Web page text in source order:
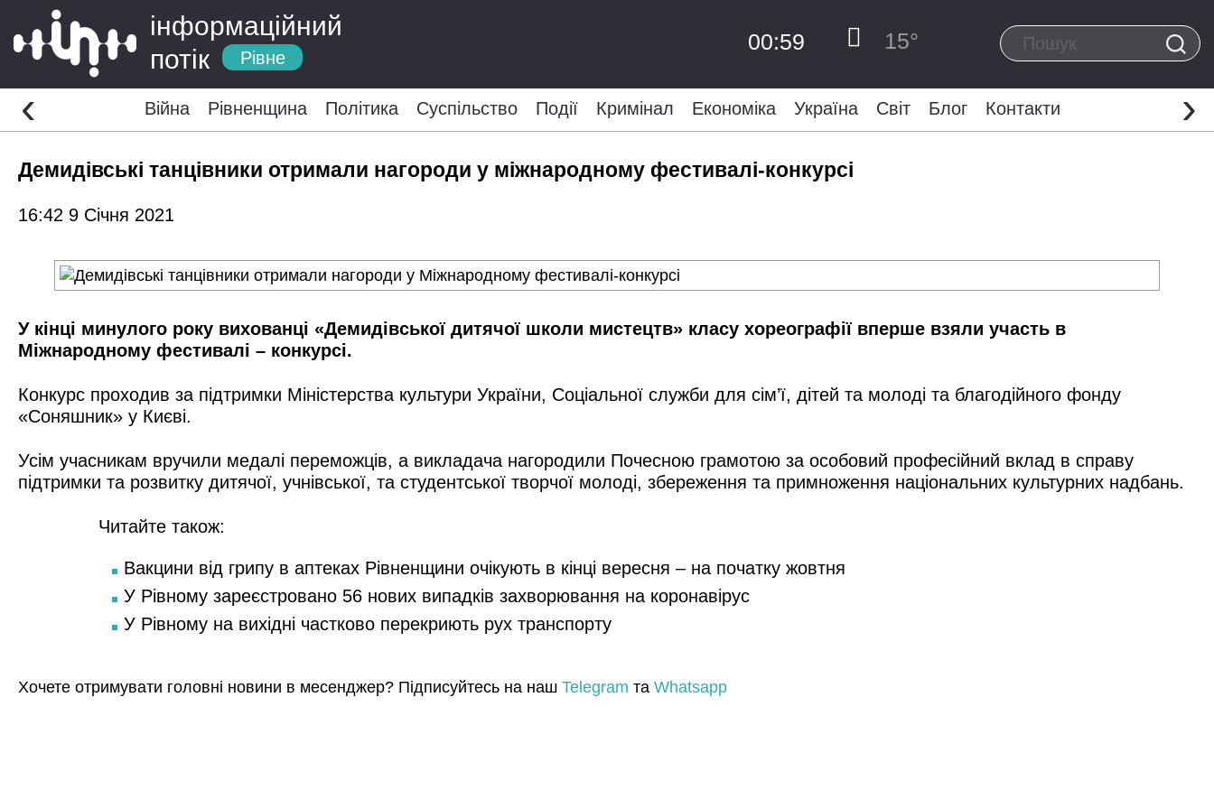
інформаційний
потік
Рівне
00:59 15°
Війна Рівненщина Політика Суспільство Події Кримінал Економіка Україна Світ Блог Контакти
‹ ›
Демидівські танцівники отримали нагороди у міжнародному фестивалі-конкурсі
16:42 9 Січня 2021
У кінці минулого року вихованці «Демидівської дитячої школи мистецтв» класу хореографії вперше взяли участь в
Міжнародному фестивалі – конкурсі.
Конкурс проходив за підтримки Міністерства культури України, Соціальної служби для сім’ї, дітей та молоді та благодійного фонду
«Соняшник» у Києві.
Усім учасникам вручили медалі переможців, а викладача нагородили Почесною грамотою за особовий професійний вклад в справу
підтримки та розвитку дитячої, учнівської, та студентської творчої молоді, збереження та примноження національних культурних надбань.
Читайте також:
Вакцини від грипу в аптеках Рівненщини очікують в кінці вересня – на початку жовтня
У Рівному зареєстровано 56 нових випадків захворювання на коронавірус
У Рівному на вихідні частково перекриють рух транспорту
Хочете отримувати головні новини в месенджер? Підписуйтесь на наш Telegram та Whatsapp